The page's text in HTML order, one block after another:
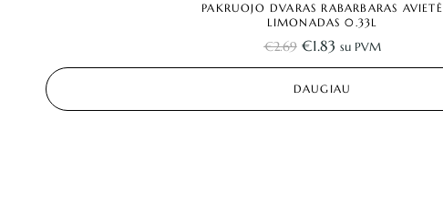
PAKRUOJO DVARAS RABARBARAS AVIETĖ
LIMONADAS 0.33L
€2.69 €1.83 su PVM
DAUGIAU